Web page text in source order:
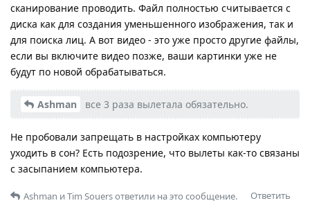
сканирование проводить. Файл полностью считывается с
диска как для создания уменьшенного изображения, так и
для поиска лиц. А вот видео - это уже просто другие файлы,
если вы включите видео позже, ваши картинки уже не
будут по новой обрабатываться.
Ashman все 3 раза вылетала обязательно.
Не пробовали запрещать в настройках компьютеру
уходить в сон? Есть подозрение, что вылеты как-то связаны
с засыпанием компьютера.
Ответить
Ashman иTim Souersответили на это сообщение.